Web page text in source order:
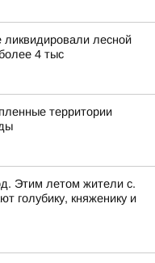
ликвидировали лесной
4 тыс
территории
Этим летом жители с.
голубику, княженику и